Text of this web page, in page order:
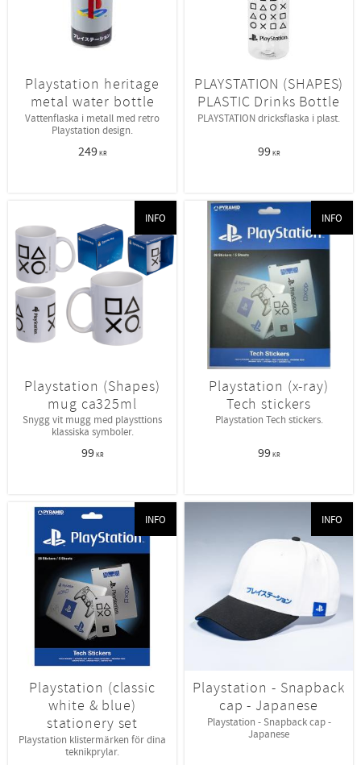
Playstation heritage
metal water bottle
Vattenflaska i metall med retro
Playstation design.
249KR
PLAYSTATION (SHAPES)
PLASTIC Drinks Bottle
PLAYSTATION dricksflaska i plast.
99KR
Playstation (Shapes)
mug ca325ml
Snygg vit mugg med playsttions
klassiska symboler.
99KR
INFO
Playstation (x-ray)
Tech stickers
Playstation Tech stickers.
99KR
INFO
Playstation (classic
white & blue)
stationery set
Playstation klistermärken för dina
teknikprylar.
INFO
Playstation - Snapback
cap - Japanese
Playstation - Snapback cap -
Japanese
INFO